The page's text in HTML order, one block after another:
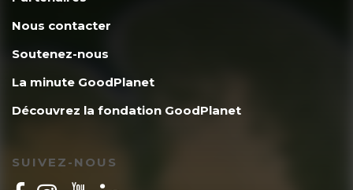
Nous contacter
Soutenez-nous
La minute GoodPlanet
Découvrez la fondation GoodPlanet
SUIVEZ-NOUS